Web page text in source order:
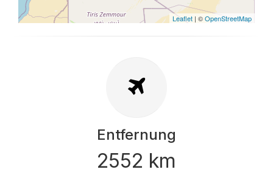
Leaflet | ©OpenStreetMap
Entfernung
2552 km